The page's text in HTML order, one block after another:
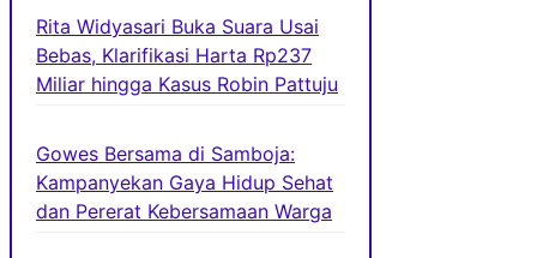
Rita Widyasari Buka Suara Usai
Bebas, Klarifikasi Harta Rp237
Miliar hingga Kasus Robin Pattuju
Gowes Bersama di Samboja:
Kampanyekan Gaya Hidup Sehat
dan Pererat Kebersamaan Warga